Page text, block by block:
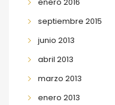
septiembre 2015
junio 2013
abril 2013
marzo 2013
enero 2013